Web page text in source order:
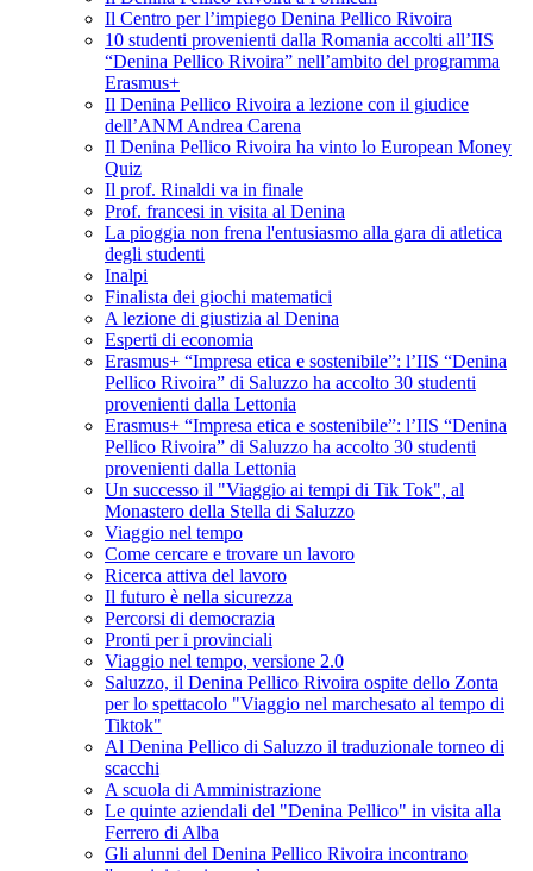
Il Centro per l’impiego Denina Pellico Rivoira
10 studenti provenienti dalla Romania accolti all’IIS
“Denina Pellico Rivoira” nell’ambito del programma
Erasmus+
Il Denina Pellico Rivoira a lezione con il giudice
dell’ANM Andrea Carena
Il Denina Pellico Rivoira ha vinto lo European Money
Quiz
Il prof. Rinaldi va in finale
Prof. francesi in visita al Denina
La pioggia non frena l'entusiasmo alla gara di atletica
degli studenti
Inalpi
Finalista dei giochi matematici
A lezione di giustizia al Denina
Esperti di economia
Erasmus+ “Impresa etica e sostenibile”: l’IIS “Denina
Pellico Rivoira” di Saluzzo ha accolto 30 studenti
provenienti dalla Lettonia
Erasmus+ “Impresa etica e sostenibile”: l’IIS “Denina
Pellico Rivoira” di Saluzzo ha accolto 30 studenti
provenienti dalla Lettonia
Un successo il "Viaggio ai tempi di Tik Tok", al
Monastero della Stella di Saluzzo
Viaggio nel tempo
Come cercare e trovare un lavoro
Ricerca attiva del lavoro
Il futuro è nella sicurezza
Percorsi di democrazia
Pronti per i provinciali
Viaggio nel tempo, versione 2.0
Saluzzo, il Denina Pellico Rivoira ospite dello Zonta
per lo spettacolo "Viaggio nel marchesato al tempo di
Tiktok"
Al Denina Pellico di Saluzzo il traduzionale torneo di
scacchi
A scuola di Amministrazione
Le quinte aziendali del "Denina Pellico" in visita alla
Ferrero di Alba
Gli alunni del Denina Pellico Rivoira incontrano